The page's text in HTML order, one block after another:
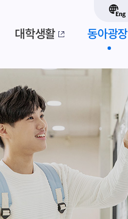
대학생활 동아광장